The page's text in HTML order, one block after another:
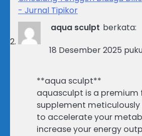
- Jurnal Tipikor
aqua sculpt berkata:
18 Desember 2025
**aqua sculpt**
aquasculpt is a
supplement
to accelerate your
increase your energy